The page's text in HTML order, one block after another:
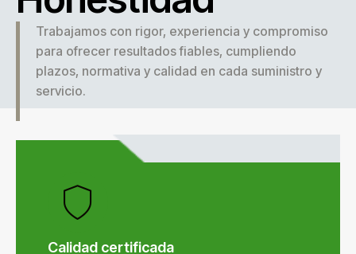
Trabajamos con rigor, experiencia y compromiso
para ofrecer resultados fiables, cumpliendo
plazos, normativa y calidad en cada suministro y
servicio.
Calidad certificada